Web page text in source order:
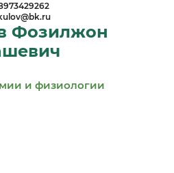
Фозилжон
и физиологии